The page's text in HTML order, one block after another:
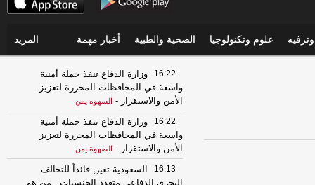
علوم وتكنولوجيا الصحية والطبية أخبار مهمة المزيد
16:22
وزارة الدفاع تنفذ حملة أمنية
واسعة في المحافظات المحررة لتعزيز
الأمن والاستقرار - السهوة يمن
16:22
وزارة الدفاع تنفذ حملة أمنية
واسعة في المحافظات المحررة لتعزيز
الأمن والاستقرار - الصهوة يمن
16:13
السعودية تعين قائداً للتحالف
البحري الدفاعي متعدد الجنسيات.. من هو